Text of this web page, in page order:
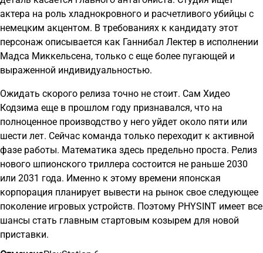
актера на роль хладнокровного и расчетливого убийцы с
немецким акцентом. В требованиях к кандидату этот
персонаж описывается как Ганнибал Лектер в исполнении
Мадса Миккельсена, только с еще более пугающей и
выраженной индивидуальностью.
Ожидать скорого релиза точно не стоит. Сам Хидео
Кодзима еще в прошлом году признавался, что на
полноценное производство у него уйдет около пяти или
шести лет. Сейчас команда только переходит к активной
фазе работы. Математика здесь предельно проста. Релиз
нового шпионского триллера состоится не раньше 2030
или 2031 года. Именно к этому времени японская
корпорация планирует вывести на рынок свое следующее
поколение игровых устройств. Поэтому PHYSINT имеет все
шансы стать главным стартовым козырем для новой
приставки.